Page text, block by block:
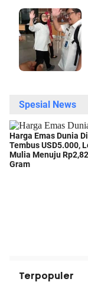
Terpopuler